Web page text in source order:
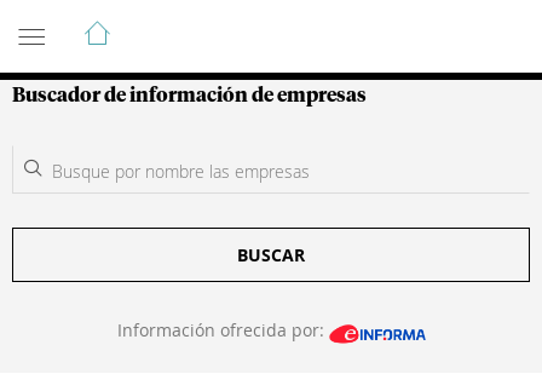
Guía de Empresas Colombianas
Buscador de información de empresas
BUSCAR
Información ofrecida por: